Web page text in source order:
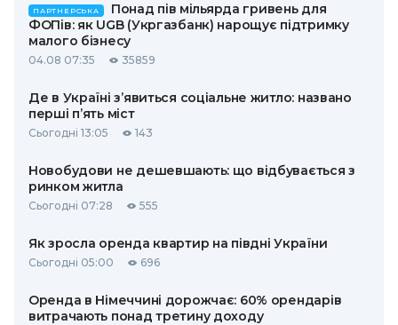
ПАРТНЕРСЬКА
Понад пів мільярда гривень для
ФОПів: як UGB (Укргазбанк) нарощує підтримку
малого бізнесу
04.08 07:35 35859
Де в Україні з’явиться соціальне житло: названо
перші п’ять міст
Сьогодні 13:05 143
Новобудови не дешевшають: що відбувається з
ринком житла
Сьогодні 07:28 555
Як зросла оренда квартир на півдні України
Сьогодні 05:00 696
Оренда в Німеччині дорожчає: 60% орендарів
витрачають понад третину доходу